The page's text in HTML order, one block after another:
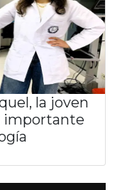
la joven
importante